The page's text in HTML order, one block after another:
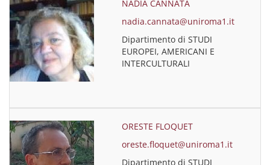
NADIA CANNATA
nadia.cannata@uniroma1.it
Dipartimento di STUDI
EUROPEI, AMERICANI E
INTERCULTURALI
ORESTE FLOQUET
oreste.floquet@uniroma1.it
Dipartimento di STUDI